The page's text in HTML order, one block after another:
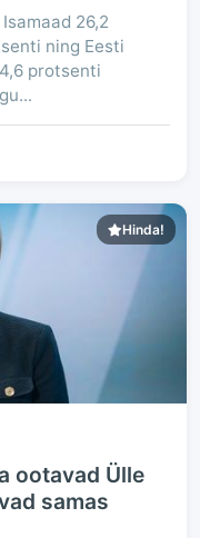
26,2
ning Eesti
protsenti
Hinda!
ootavad Ülle
samas